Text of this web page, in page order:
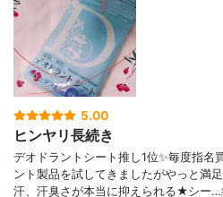
5.00
ヒンヤリ長続き
デオドラントシート推し1位✨毎度指名
ント製品を試してきましたがやっと満
汗、汗臭さが本当に抑えられる★シー…